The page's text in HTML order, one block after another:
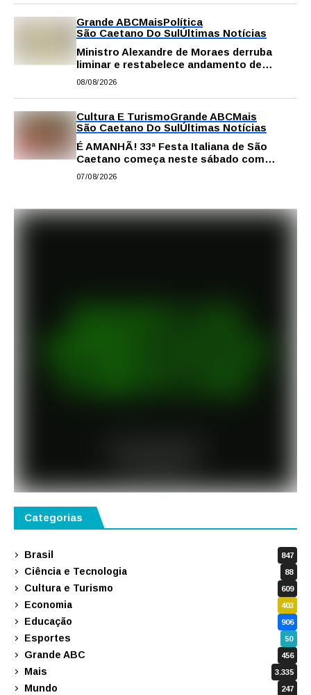
Grande ABCMaisPolítica
São Caetano Do SulÚltimas Notícias
Ministro Alexandre de Moraes derruba
liminar e restabelece andamento de
comissão processante contra vereador
08/08/2026
Cultura E TurismoGrande ABCMais
São Caetano Do SulÚltimas Notícias
É AMANHÃ! 33ª Festa Italiana de São
Caetano começa neste sábado com
gastronomia, música e solidariedade
07/08/2026
Categorias
Brasil 847
Ciência e Tecnologia 88
Cultura e Turismo 609
Economia 403
Educação 906
Esportes 50
Grande ABC 456
Mais 3.335
Mundo 247